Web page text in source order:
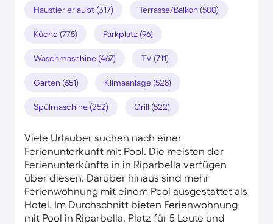
Haustier erlaubt (317) Terrasse/Balkon (500)
Küche (775) Parkplatz (96)
Waschmaschine (467) TV (711)
Garten (651) Klimaanlage (528)
Spülmaschine (252) Grill (522)
Viele Urlauber suchen nach einer
Ferienunterkunft mit Pool. Die meisten der
Ferienunterkünfte in in Riparbella verfügen
über diesen. Darüber hinaus sind mehr
Ferienwohnung mit einem Pool ausgestattet als
Hotel. Im Durchschnitt bieten Ferienwohnung
mit Pool in Riparbella, Platz für 5 Leute und